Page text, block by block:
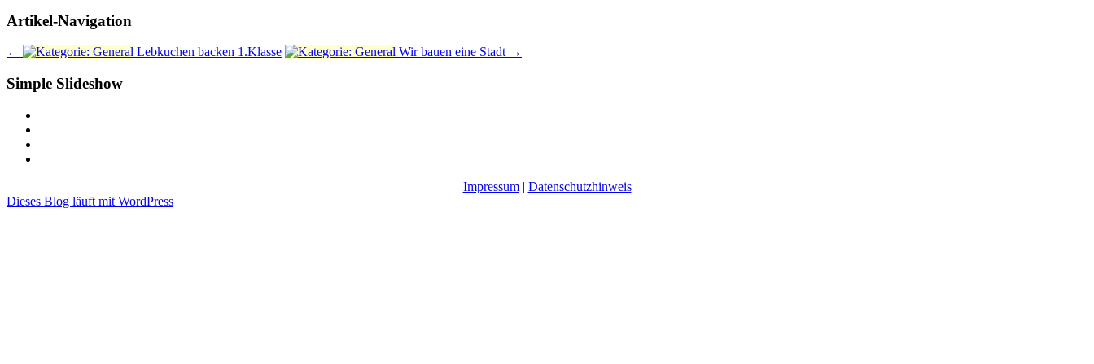
Artikel-Navigation
← Lebkuchen backen 1.Klasse Wir bauen eine Stadt →
Simple Slideshow
Impressum| Datenschutzhinweis
Dieses Blog läuft mit WordPress